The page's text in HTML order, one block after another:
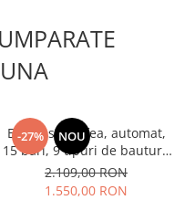
-27% NOU
Espressor cafea, automat,
15 bari, 9 tipuri de bauturi,
rezervor lapte, putere
1350W, SAMUS
2.109,00 RON
1.550,00 RON